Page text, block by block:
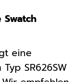
eine
SR626SW